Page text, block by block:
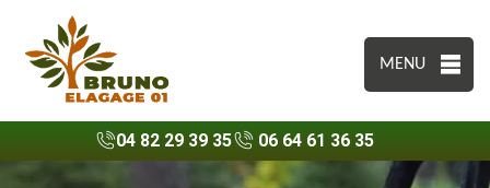
MENU
04 82 29 39 35 06 64 61 36 35